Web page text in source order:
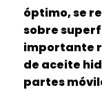
óptimo, se
sobre
importante
de aceite
partes